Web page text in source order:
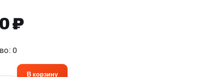
₽
0
В корзину